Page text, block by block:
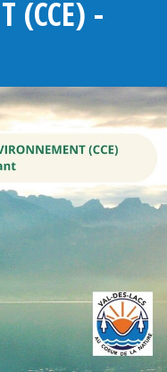
(CCE) -